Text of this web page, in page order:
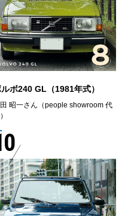
ボ240 GL（1981年式）
昭一さん（people showroom 代